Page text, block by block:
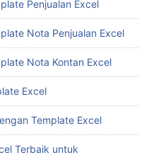
Penjualan Excel
Nota Penjualan Excel
Nota Kontan Excel
Excel
Template Excel
Terbaik untuk